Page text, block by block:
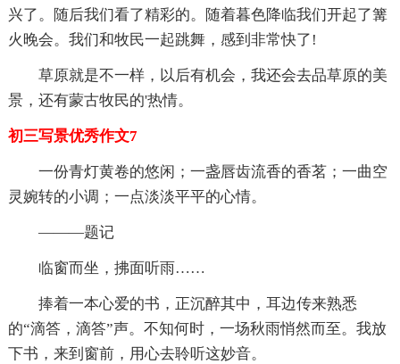
兴了。随后我们看了精彩的。随着暮色降临我们开起了篝
火晚会。我们和牧民一起跳舞，感到非常快了!
草原就是不一样，以后有机会，我还会去品草原的美
景，还有蒙古牧民的'热情。
初三写景优秀作文7
一份青灯黄卷的悠闲；一盏唇齿流香的香茗；一曲空
灵婉转的小调；一点淡淡平平的心情。
———题记
临窗而坐，拂面听雨……
捧着一本心爱的书，正沉醉其中，耳边传来熟悉
的“滴答，滴答”声。不知何时，一场秋雨悄然而至。我放
下书，来到窗前，用心去聆听这妙音。